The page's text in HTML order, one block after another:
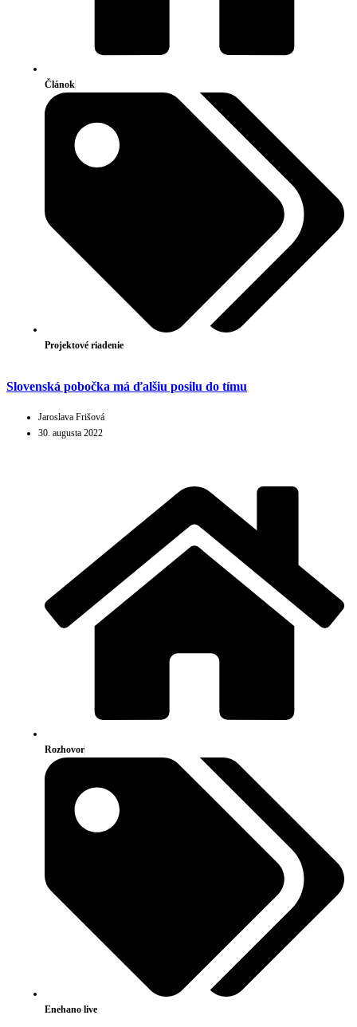
Článok
Projektové riadenie
Slovenská pobočka má ďalšiu posilu do tímu
Jaroslava Frišová
30. augusta 2022
Rozhovor
Enehano live